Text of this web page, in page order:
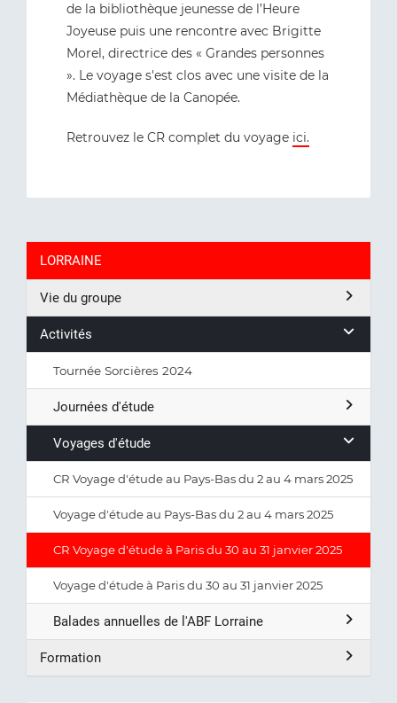
de la bibliothèque jeunesse de l’Heure
Joyeuse puis une rencontre avec Brigitte
Morel, directrice des « Grandes personnes
». Le voyage s'est clos avec une visite de la
Médiathèque de la Canopée.
Retrouvez le CR complet du voyage ici.
LORRAINE
Vie du groupe
Activités
Tournée Sorcières 2024
Journées d'étude
Voyages d'étude
CR Voyage d'étude au Pays-Bas du 2 au 4 mars 2025
Voyage d'étude au Pays-Bas du 2 au 4 mars 2025
CR Voyage d'étude à Paris du 30 au 31 janvier 2025
Voyage d'étude à Paris du 30 au 31 janvier 2025
Balades annuelles de l'ABF Lorraine
Formation